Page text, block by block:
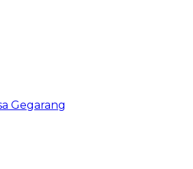
Gegarang